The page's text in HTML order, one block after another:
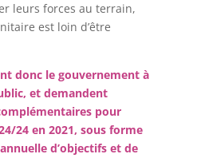
leurs forces au terrain,
est loin d’être
donc le gouvernement à
et demandent
pour
24 en 2021, sous forme
d’objectifs et de